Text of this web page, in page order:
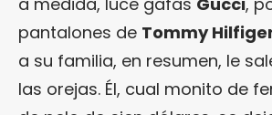
pantalones de Tommy
a su familia, en resumen, le
las orejas. Él, cual monito de